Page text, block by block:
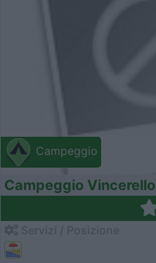
Campeggio
Campeggio Vincerello